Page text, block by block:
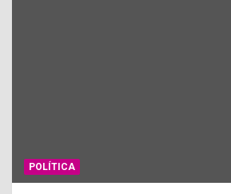
POLÍTICA